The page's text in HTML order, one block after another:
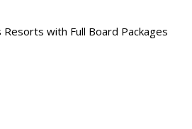
Resorts with Full Board Packages